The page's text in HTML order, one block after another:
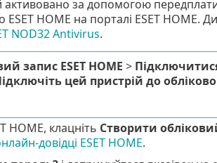
за допомогою
HOME на порталі ESET HOME.
NOD32 Antivirus.
запис ESET HOME >
цей пристрій до
HOME, клацніть Створити
довідці ESET HOME.